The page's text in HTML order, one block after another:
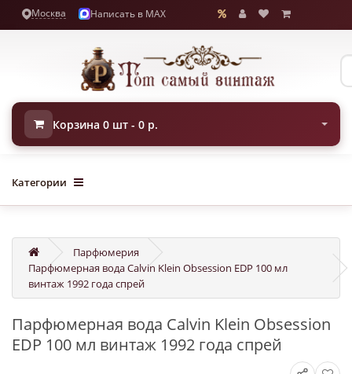
Москва Написать в MAX
Корзина 0 шт - 0 р.
Категории
Парфюмерия
Парфюмерная вода Calvin Klein Obsession EDP 100 мл
винтаж 1992 года спрей
Парфюмерная вода Calvin Klein Obsession
EDP 100 мл винтаж 1992 года спрей